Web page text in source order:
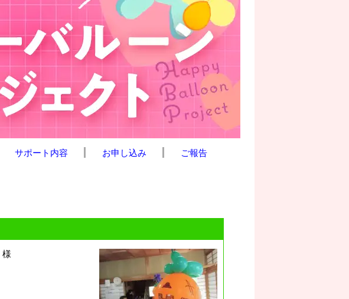
サポート内容 お申し込み ご報告